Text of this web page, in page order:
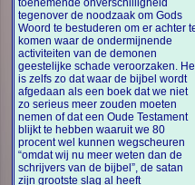
toenemende onverschilligheid
tegenover de noodzaak om Gods
Woord te bestuderen om er achter
komen waar de ondermijnende
activiteiten van de demonen
geestelijke schade veroorzaken.
is zelfs zo dat waar de bijbel wordt
afgedaan als een boek dat we niet
zo serieus meer zouden moeten
nemen of dat een Oude Testament
blijkt te hebben waaruit we 80
procent wel kunnen wegscheuren
“omdat wij nu meer weten dan de
schrijvers van de bijbel”, de satan
zijn grootste slag al heeft